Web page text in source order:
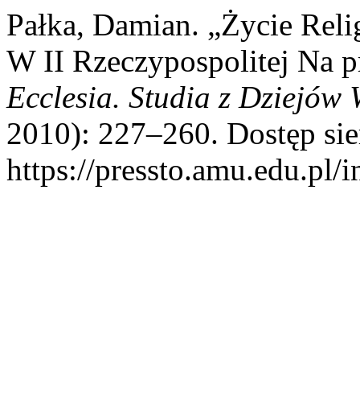
Pałka, Damian. „Życie
W II Rzeczypospolitej Na
Ecclesia. Studia z Dziejów
2010): 227–260. Dostęp
https://